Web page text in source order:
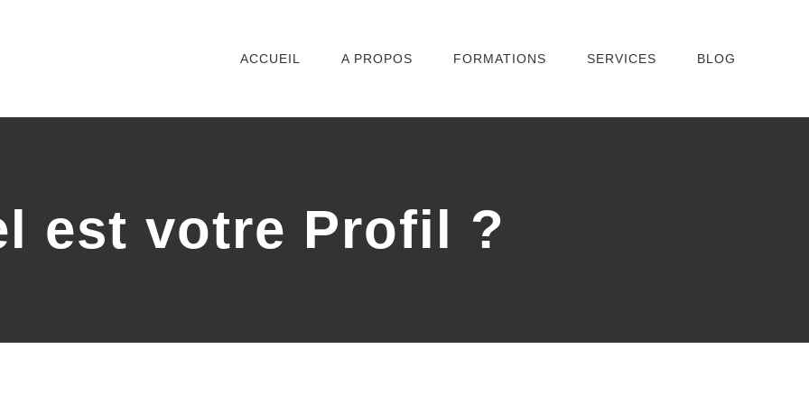
ACCUEIL A PROPOS FORMATIONS SERVICES BLOG
est votre Profil ?